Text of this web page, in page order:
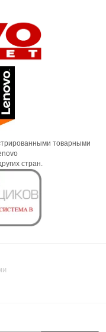
товарными
стран.